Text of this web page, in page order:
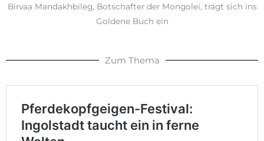
Birvaa Mandakhbileg, Botschafter der Mongolei, trägt sich ins
Goldene Buch ein
Zum Thema